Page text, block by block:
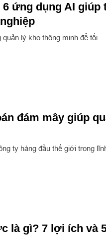
ứng dụng AI giúp
lý kho thông minh để tối.
đám mây giúp
ty hàng đầu thế giới trong
là gì? 7 lợi ích và